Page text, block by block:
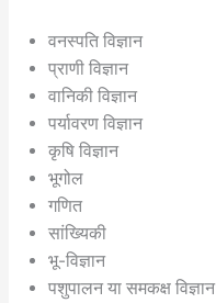
वनस्पति विज्ञान
प्राणी विज्ञान
वानिकी विज्ञान
पर्यावरण विज्ञान
कृषि विज्ञान
भूगोल
गणित
सांख्यिकी
भू-विज्ञान
पशुपालन या समकक्ष विज्ञान